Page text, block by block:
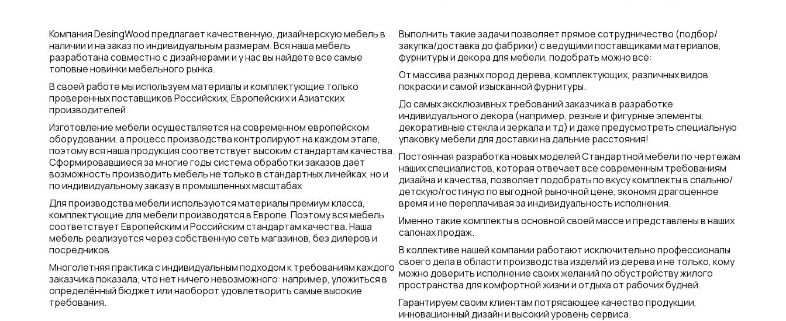
Компания DesingWood предлагает качественную, дизайнерскую мебель в
наличии и на заказ по индивидуальным размерам. Вся наша мебель
разработана совместно с дизайнерами и у нас вы найдёте все самые
топовые новинки мебельного рынка.
В своей работе мы используем материалы и комплектующие только
проверенных поставщиков Российских, Европейских и Азиатских
производителей.
Изготовление мебели осуществляется на современном европейском
оборудовании, а процесс производства контролируют на каждом этапе,
поэтому вся наша продукция соответствует высоким стандартам качества.
Сформировавшиеся за многие годы система обработки заказов даёт
возможность производить мебель не только в стандартных линейках, но и
по индивидуальному заказу в промышленных масштабах
Для производства мебели используются материалы премиум класса,
комплектующие для мебели производятся в Европе. Поэтому вся мебель
соответствует Европейским и Российским стандартам качества. Наша
мебель реализуется через собственную сеть магазинов, без дилеров и
посредников.
Многолетняя практика с индивидуальным подходом к требованиям каждого
заказчика показала, что нет ничего невозможного: например, уложиться в
определённый бюджет или наоборот удовлетворить самые высокие
требования.
Выполнить такие задачи позволяет прямое сотрудничество (подбор/
закупка/доставка до фабрики) с ведущими поставщиками материалов,
фурнитуры и декора для мебели, подобрать можно всё:
От массива разных пород дерева, комплектующих, различных видов
покраски и самой изысканной фурнитуры.
До самых эксклюзивных требований заказчика в разработке
индивидуального декора (например, резные и фигурные элементы,
декоративные стекла и зеркала и тд) и даже предусмотреть специальную
упаковку мебели для доставки на дальние расстояния!
Постоянная разработка новых моделей Стандартной мебели по чертежам
наших специалистов, которая отвечает все современным требованиям
дизайна и качества, позволяет подобрать по вкусу комплекты в спальню/
детскую/гостиную по выгодной рыночной цене, экономя драгоценное
время и не переплачивая за индивидуальность исполнения.
Именно такие комплекты в основной своей массе и представлены в наших
салонах продаж.
В коллективе нашей компании работают исключительно профессионалы
своего дела в области производства изделий из дерева и не только, кому
можно доверить исполнение своих желаний по обустройству жилого
пространства для комфортной жизни и отдыха от рабочих будней.
Гарантируем своим клиентам потрясающее качество продукции,
инновационный дизайн и высокий уровень сервиса.